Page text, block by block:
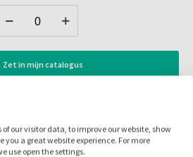
Zet inmijn catalogus
our visitor data, to improve our website, show
you a great website experience. For more
use open the settings.